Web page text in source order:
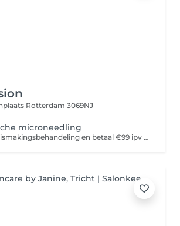
Rotterdam 3069NJ
microneedling
Boek nu een kennismakingsbehandeling en betaal €99 ipv €200